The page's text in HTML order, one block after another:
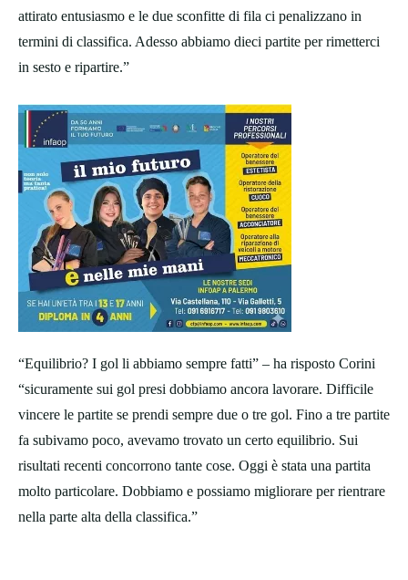
attirato entusiasmo e le due sconfitte di fila ci penalizzano in
termini di classifica. Adesso abbiamo dieci partite per rimetterci
in sesto e ripartire.”
“Equilibrio? I gol li abbiamo sempre fatti” – ha risposto Corini
“sicuramente sui gol presi dobbiamo ancora lavorare. Difficile
vincere le partite se prendi sempre due o tre gol. Fino a tre partite
fa subivamo poco, avevamo trovato un certo equilibrio. Sui
risultati recenti concorrono tante cose. Oggi è stata una partita
molto particolare. Dobbiamo e possiamo migliorare per rientrare
nella parte alta della classifica.”